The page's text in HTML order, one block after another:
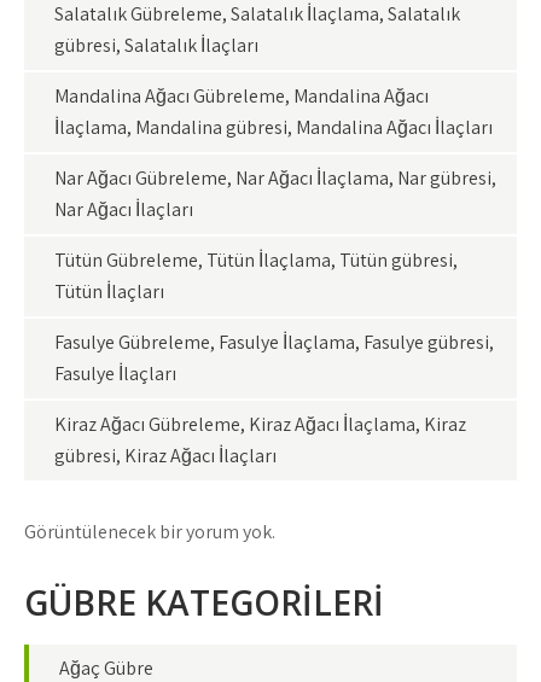
Salatalık Gübreleme, Salatalık İlaçlama, Salatalık
gübresi, Salatalık İlaçları
Mandalina Ağacı Gübreleme, Mandalina Ağacı
İlaçlama, Mandalina gübresi, Mandalina Ağacı İlaçları
Nar Ağacı Gübreleme, Nar Ağacı İlaçlama, Nar gübresi,
Nar Ağacı İlaçları
Tütün Gübreleme, Tütün İlaçlama, Tütün gübresi,
Tütün İlaçları
Fasulye Gübreleme, Fasulye İlaçlama, Fasulye gübresi,
Fasulye İlaçları
Kiraz Ağacı Gübreleme, Kiraz Ağacı İlaçlama, Kiraz
gübresi, Kiraz Ağacı İlaçları
Görüntülenecek bir yorum yok.
GÜBRE KATEGORİLERİ
Ağaç Gübre